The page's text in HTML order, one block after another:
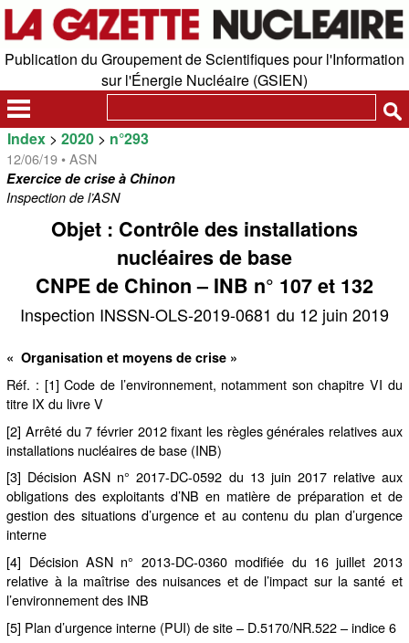
Publication du Groupement de Scientifiques pour l'Information
sur l'Énergie Nucléaire (GSIEN)
Index > 2020 > n°293
12/06/19 • ASN
Exercice de crise à Chinon
Inspection de l’ASN
Objet : Contrôle des installations
nucléaires de base
CNPE de Chinon – INB n° 107 et 132
Inspection INSSN-OLS-2019-0681 du 12 juin 2019
« Organisation et moyens de crise »
Réf. : [1] Code de l’environnement, notamment son chapitre VI du
titre IX du livre V
[2] Arrêté du 7 février 2012 fixant les règles générales relatives aux
installations nucléaires de base (INB)
[3] Décision ASN n° 2017-DC-0592 du 13 juin 2017 relative aux
obligations des exploitants d’NB en matière de préparation et de
gestion des situations d’urgence et au contenu du plan d’urgence
interne
[4] Décision ASN n° 2013-DC-0360 modifiée du 16 juillet 2013
relative à la maîtrise des nuisances et de l’impact sur la santé et
l’environnement des INB
[5] Plan d’urgence interne (PUI) de site – D.5170/NR.522 – indice 6